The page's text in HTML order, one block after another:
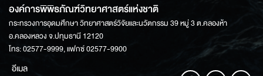
องค์การพิพิธภัณฑ์วิทยาศาสตร์แห่งชาติ
กระทรวงการอุดมศึกษา วิทยาศาสตร์วิจัยและนวัตกรรม 39 หมู่ 3 ต.คลองห้า
อ.คลองหลวง จ.ปทุมธานี 12120
โทร: 02577-9999, แฟกซ์ 02577-9900
อีเมล